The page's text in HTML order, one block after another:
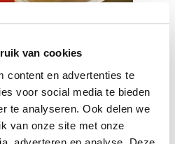
van cookies
content en advertenties te
voor social media te bieden
te analyseren. Ook delen we
van onze site met onze
en even niet koken.